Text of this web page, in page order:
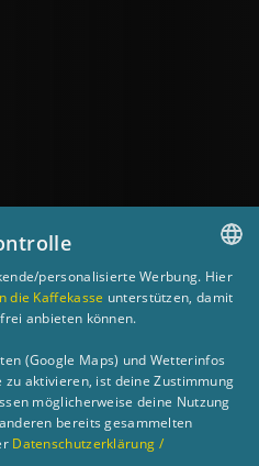
GERMAN
personalisierte Werbung. Hier
die Kaffekasse unterstützen, damit
anbieten können.
(Google Maps) und Wetterinfos
aktivieren, ist deine Zustimmung
möglicherweise deine Nutzung
bereits gesammelten
Datenschutzerklärung /